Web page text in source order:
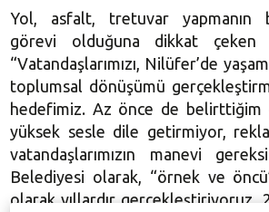
Yol, asfalt, tretuvar yapmanın
görevi olduğuna dikkat çeken
“Vatandaşlarımızı, Nilüfer’de
toplumsal dönüşümü
hedefimiz. Az önce de belirttiğim
yüksek sesle dile getirmiyor,
vatandaşlarımızın manevi
Belediyesi olarak, “örnek ve
olarak yıllardır gerçekleştiriyoruz.